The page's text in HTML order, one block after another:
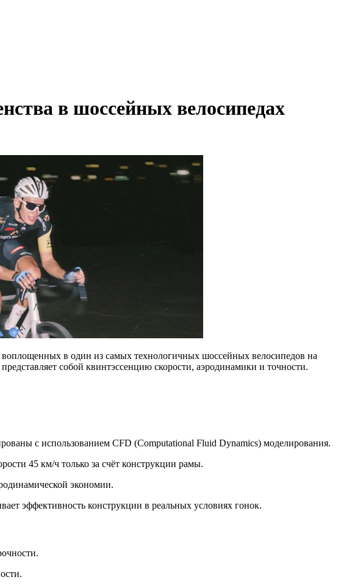
в шоссейных велосипедах
в один из самых технологичных шоссейных велосипедов на
собой квинтэссенцию скорости, аэродинамики и точности.
с использованием CFD (Computational Fluid Dynamics) моделирования.
45 км/ч только за счёт конструкции рамы.
экономии.
эффективность конструкции в реальных условиях гонок.